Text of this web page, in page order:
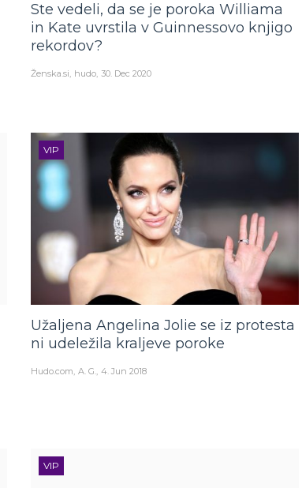
Ste vedeli, da se je poroka Williama
in Kate uvrstila v Guinnessovo knjigo
rekordov?
Ženska.si hudo 30. Dec 2020
VIP
Užaljena Angelina Jolie se iz protesta
ni udeležila kraljeve poroke
Hudo.com A. G. 4. Jun 2018
VIP